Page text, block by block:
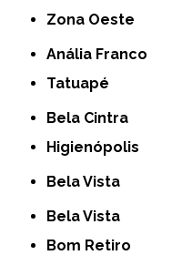
Zona Oeste
Anália Franco
Tatuapé
Bela Cintra
Higienópolis
Bela Vista
Bela Vista
Bom Retiro